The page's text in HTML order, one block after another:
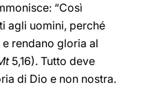
“Così
agli uomini, perché
rendano gloria al
5,16). Tutto deve
di Dio e non nostra.